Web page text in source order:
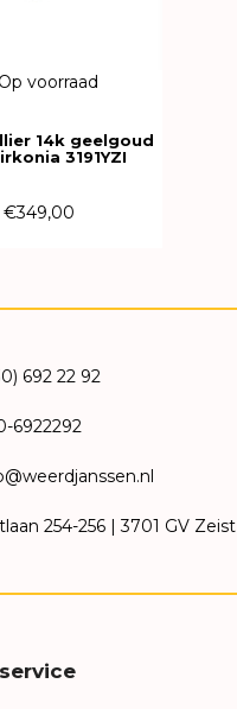
Op voorraad
14k geelgoud
3191YZI
€349,00
692 22 92
6922292
254-256 | 3701 GV Zeist